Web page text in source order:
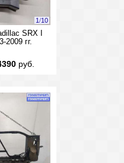
1/10
SRX I
2009 гг.
руб.